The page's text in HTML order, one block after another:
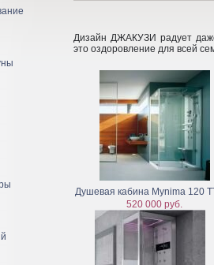
Дизайн ДЖАКУЗИ радует
это оздоровление для
Душевая кабина Mynima 120
520 000 руб.